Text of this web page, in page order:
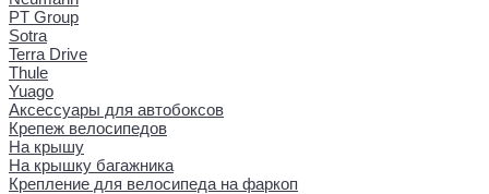
PT Group
Sotra
Terra Drive
Thule
Yuago
Аксессуары для автобоксов
Крепеж велосипедов
На крышу
На крышку багажника
Крепление для велосипеда на фаркоп